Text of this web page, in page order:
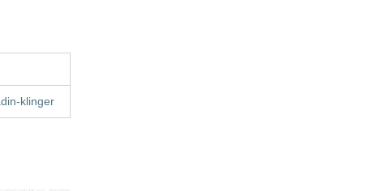
klinger